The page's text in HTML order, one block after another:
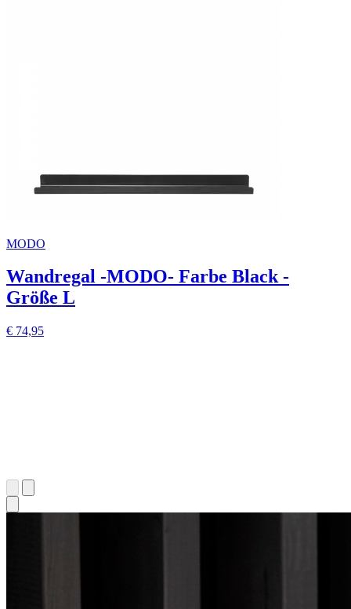
MODO
Wandregal -MODO- Farbe Black -
Größe L
€ 74,95